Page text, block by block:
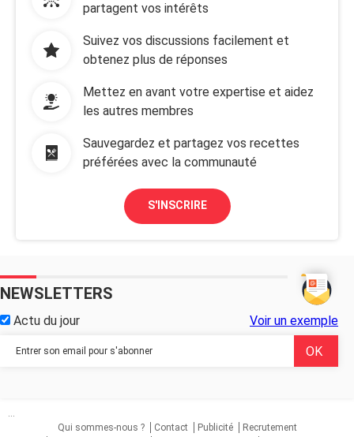
partagent vos intérêts
Suivez vos discussions facilement et
obtenez plus de réponses
Mettez en avant votre expertise et aidez
les autres membres
Sauvegardez et partagez vos recettes
préférées avec la communauté
S'INSCRIRE
NEWSLETTERS
Actu du jour Voir un exemple
...
Qui sommes-nous ?
Contact Publicité
Recrutement